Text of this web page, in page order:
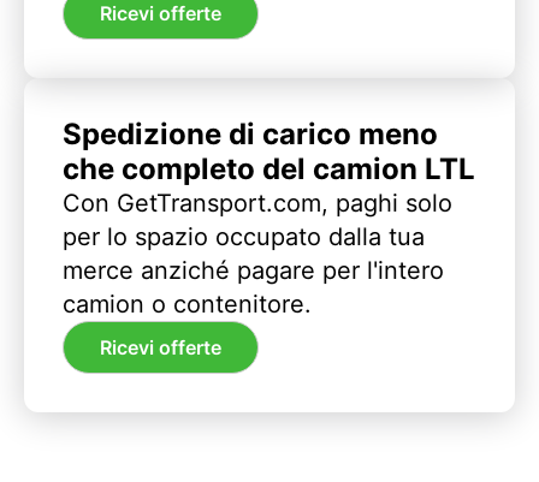
Ricevi offerte
Spedizione di carico meno
che completo del camion LTL
Con GetTransport.com, paghi solo
per lo spazio occupato dalla tua
merce anziché pagare per l'intero
camion o contenitore.
Ricevi offerte